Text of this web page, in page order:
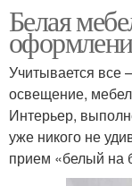
Белая
Учитывается все
освещение,
Интерьер,
уже никого не
прием «белый на